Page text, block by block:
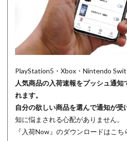
PlayStation5・Xbox・Nintendo
人気商品の入荷速報をプッシュ通知
れます。
自分の欲しい商品を選んで通知が受
知に悩まされる心配がありません。
『入荷Now』のダウンロードはこち